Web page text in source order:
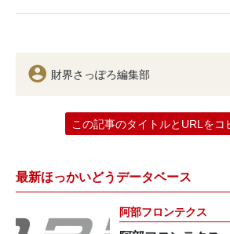
財界さっぽろ編集部
この記事のタイトルとURLをコ
最新ほっかいどうデータベース
阿部フロンテクス